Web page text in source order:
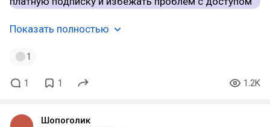
Показать полностью
1
1 1 1.2K
Шопоголик